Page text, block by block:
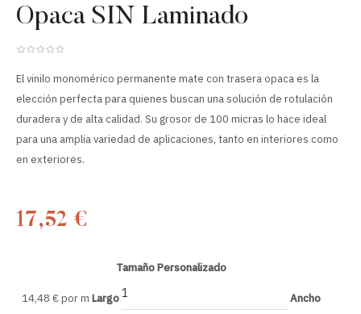
Opaca SIN Laminado
El vinilo monomérico permanente mate con trasera opaca es la
elección perfecta para quienes buscan una solución de rotulación
duradera y de alta calidad. Su grosor de 100 micras lo hace ideal
para una amplia variedad de aplicaciones, tanto en interiores como
en exteriores.
17,52 €
Tamaño Personalizado
14,48 € por m Largo Ancho